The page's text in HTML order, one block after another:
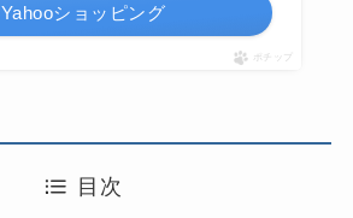
Yahooショッピング
ポチップ
目次